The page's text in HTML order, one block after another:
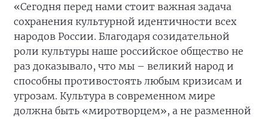
«Сегодня перед нами стоит важная задача
сохранения культурной идентичности всех
народов России. Благодаря созидательной
роли культуры наше российское общество не
раз доказывало, что мы – великий народ и
способны противостоять любым кризисам и
угрозам. Культура в современном мире
должна быть «миротворцем», а не разменной